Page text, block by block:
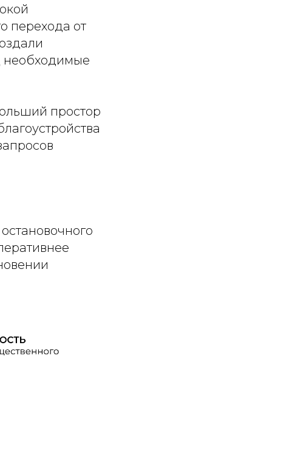
перехода от
необходимые
простор